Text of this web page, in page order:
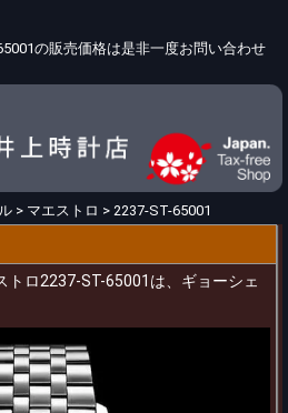
の販売価格は是非一度お問い合わせ
> マエストロ > 2237-ST-65001
トロ2237-ST-65001は、ギョーシェ